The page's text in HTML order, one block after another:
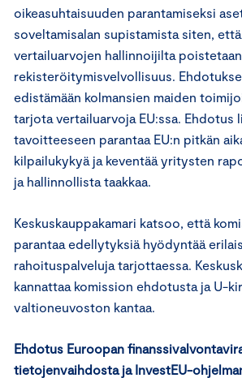
oikeasuhtaisuuden parantamiseksi
soveltamisalan supistamista siten,
vertailuarvojen hallinnoijilta
rekisteröitymisvelvollisuus.
edistämään kolmansien maiden
tarjota vertailuarvoja EU:ssa. Ehdotus
tavoitteeseen parantaa EU:n pitkän
kilpailukykyä ja keventää yritysten
ja hallinnollista taakkaa.
Keskuskauppakamari katsoo, että
parantaa edellytyksiä hyödyntää
rahoituspalveluja tarjottaessa.
kannattaa komission ehdotusta ja U-
valtioneuvoston kantaa.
Ehdotus Euroopan
tietojenvaihdosta ja InvestEU-